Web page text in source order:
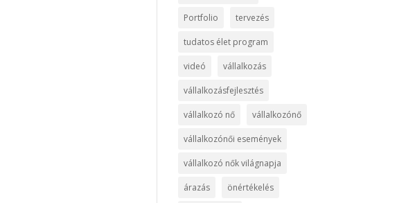
Portfolio tervezés
tudatos élet program
videó vállalkozás
vállalkozásfejlesztés
vállalkozó nő vállalkozónő
vállalkozónői események
vállalkozó nők világnapja
árazás önértékelés